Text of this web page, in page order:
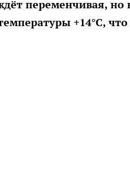
переменчивая,
+14°C,